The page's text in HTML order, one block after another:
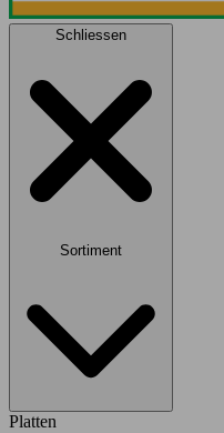
Schliessen
Sortiment
Platten